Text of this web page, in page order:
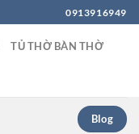
0913916949
TỦ THỜ BÀN THỜ
Blog